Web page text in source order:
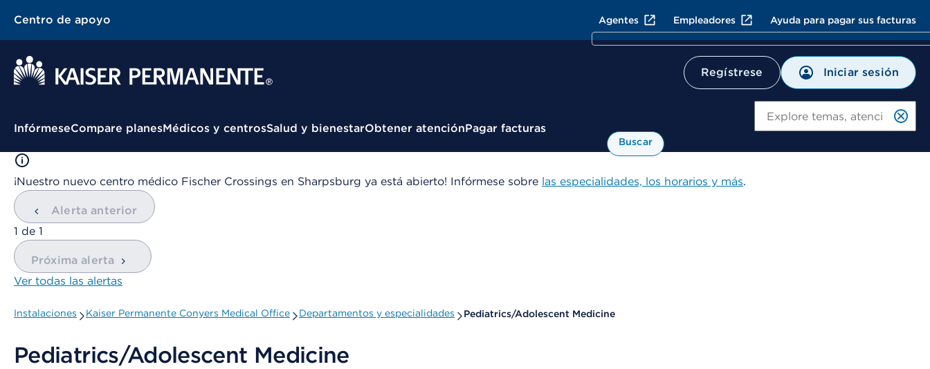
Centro de apoyo Agentes Empleadores Ayuda para pagar sus facturas
Regístrese Iniciar sesión
Menú contextual
InfórmeseCompare planesMédicos y centrosSalud y bienestarObtener atenciónPagar facturas
Buscar
¡Nuestro nuevo centro médico Fischer Crossings en Sharpsburg ya está abierto! Infórmese sobre las especialidades, los horarios y más.
Alerta anterior
mostrando
1 de 1
Próxima alerta
Ver todas las alertas
Instalaciones Kaiser Permanente Conyers Medical Office Departamentos y especialidades Pediatrics/Adolescent Medicine
Pediatrics/Adolescent Medicine